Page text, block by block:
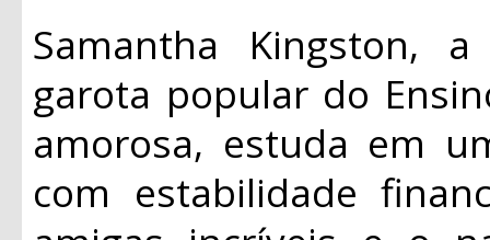
Samantha Kingston,
garota popular do
amorosa, estuda em
com estabilidade